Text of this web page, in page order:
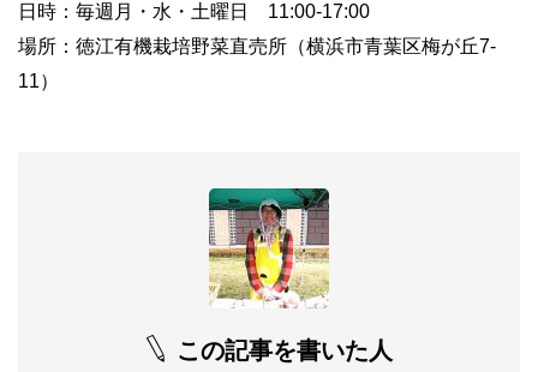
日時：毎週月・水・土曜日 11:00-17:00
場所：徳江有機栽培野菜直売所（横浜市青葉区梅が丘7-
11）
この記事を書いた人